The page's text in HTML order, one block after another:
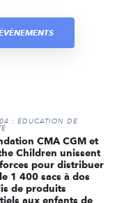
: ÉDUCATION DE
CMA CGM et
Children unissent
pour distribuer
1 400 sacs à dos
de produits
aux enfants de